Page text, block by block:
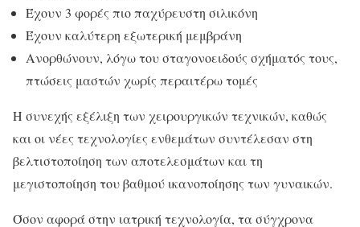
Έχουν 3 φορές πιο παχύρευστη σιλικόνη
Έχουν καλύτερη εξωτερική μεμβράνη
Ανορθώνουν, λόγω του σταγονοειδούς σχήματός τους,
πτώσεις μαστών χωρίς περαιτέρω τομές
Η συνεχής εξέλιξη των χειρουργικών τεχνικών, καθώς
και οι νέες τεχνολογίες ενθεμάτων συντέλεσαν στη
βελτιστοποίηση των αποτελεσμάτων και τη
μεγιστοποίηση του βαθμού ικανοποίησης των γυναικών.
Όσον αφορά στην ιατρική τεχνολογία, τα σύγχρονα